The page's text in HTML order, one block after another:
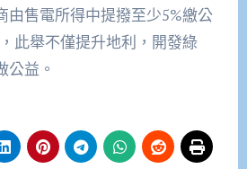
由售電所得中提撥至少5%繳公
此舉不僅提升地利，開發綠
公益。